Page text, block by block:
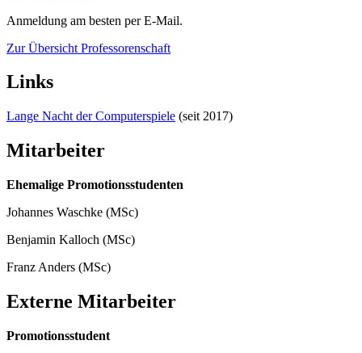
Anmeldung am besten per E-Mail.
Zur Übersicht Professorenschaft
Links
Lange Nacht der Computerspiele (seit 2017)
Mitarbeiter
Ehemalige Promotionsstudenten
Johannes Waschke (MSc)
Benjamin Kalloch (MSc)
Franz Anders (MSc)
Externe Mitarbeiter
Promotionsstudent